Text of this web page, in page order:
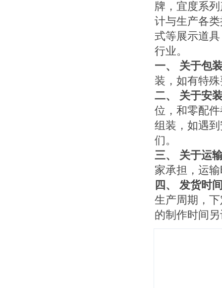
牌，宜度系
计与生产各
式等展示道
行业。
一、 关于包
装，如有特
二、 关于安
位，和零配
组装，如遇
们。
三、 关于运
家承担，运
四、 发货时
生产周期，
的制作时间